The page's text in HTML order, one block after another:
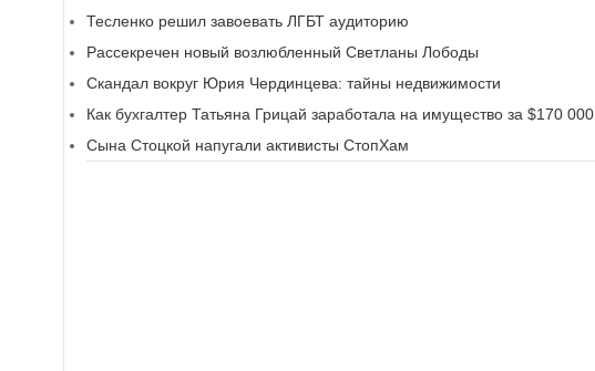
Тесленко решил завоевать ЛГБТ аудиторию
Рассекречен новый возлюбленный Светланы Лободы
Скандал вокруг Юрия Чердинцева: тайны недвижимости
Как бухгалтер Татьяна Грицай заработала на имущество за $170 000
Сына Стоцкой напугали активисты СтопХам